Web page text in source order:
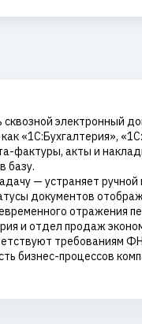
сквозной
«1С:Бухгалтерия»,
фактуры, акты и
базу.
— устраняет
документов
отражения
и отдел продаж
требованиям
бизнес-процессов